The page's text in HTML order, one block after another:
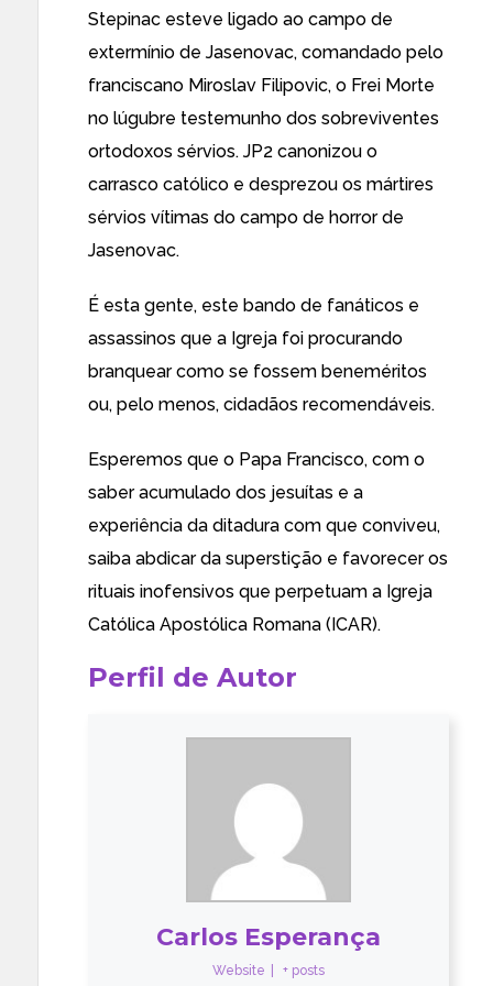
Stepinac esteve ligado ao campo de
extermínio de Jasenovac, comandado pelo
franciscano Miroslav Filipovic, o Frei Morte
no lúgubre testemunho dos sobreviventes
ortodoxos sérvios. JP2 canonizou o
carrasco católico e desprezou os mártires
sérvios vítimas do campo de horror de
Jasenovac.
É esta gente, este bando de fanáticos e
assassinos que a Igreja foi procurando
branquear como se fossem beneméritos
ou, pelo menos, cidadãos recomendáveis.
Esperemos que o Papa Francisco, com o
saber acumulado dos jesuítas e a
experiência da ditadura com que conviveu,
saiba abdicar da superstição e favorecer os
rituais inofensivos que perpetuam a Igreja
Católica Apostólica Romana (ICAR).
Perfil de Autor
Carlos Esperança
Website + posts